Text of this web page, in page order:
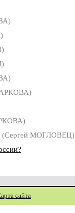
(Сергей МОГЛОВЕЦ)
сайта